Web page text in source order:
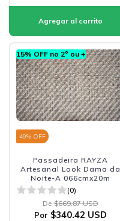
15% OFF no 2º ou +
49% OFF
Passadeira RAYZA
Artesanal Look Dama da
Noite-A 066cmx20m
(0)
De $669.87 USD
Por $340.42 USD